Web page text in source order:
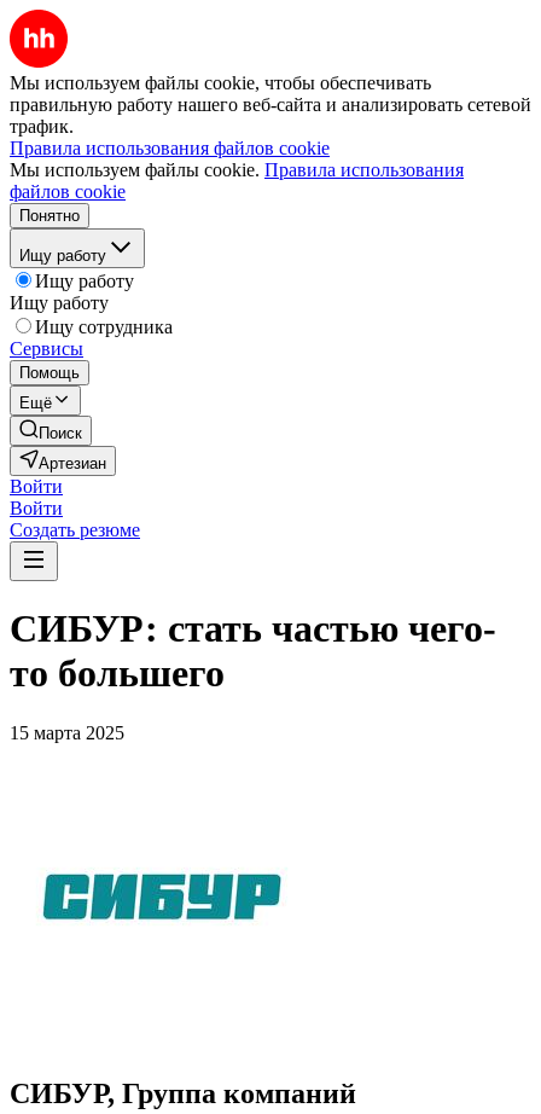
Мы используем файлы cookie, чтобы обеспечивать
правильную работу нашего веб-сайта и анализировать сетевой
трафик.
Правила использования файлов cookie
Мы используем файлы cookie. Правила использования
файлов cookie
Понятно
Ищу работу
Ищу работу
Ищу работу
Ищу сотрудника
Сервисы
Помощь
Ещё
Поиск
Артезиан
Войти
Войти
Создать резюме
СИБУР: стать частью чего-
то большего
15 марта 2025
СИБУР, Группа компаний